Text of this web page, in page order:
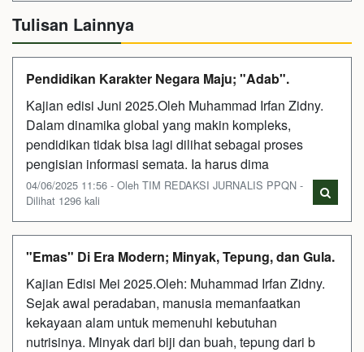
Tulisan Lainnya
Pendidikan Karakter Negara Maju; "Adab".
Kajian edisi Juni 2025.Oleh Muhammad Irfan Zidny.
Dalam dinamika global yang makin kompleks,
pendidikan tidak bisa lagi dilihat sebagai proses
pengisian informasi semata. Ia harus dima
04/06/2025 11:56 - Oleh TIM REDAKSI JURNALIS PPQN -
Dilihat 1296 kali
"Emas" Di Era Modern; Minyak, Tepung, dan Gula.
Kajian Edisi Mei 2025.Oleh: Muhammad Irfan Zidny.
Sejak awal peradaban, manusia memanfaatkan
kekayaan alam untuk memenuhi kebutuhan
nutrisinya. Minyak dari biji dan buah, tepung dari b